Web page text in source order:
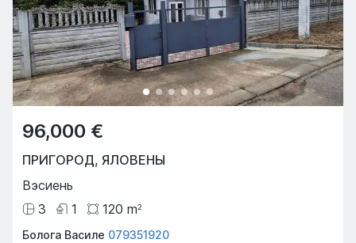
96,000 €
ПРИГОРОД, ЯЛОВЕНЫ
Вэсиень
3
1 120 m2
Болога Василе 079351920